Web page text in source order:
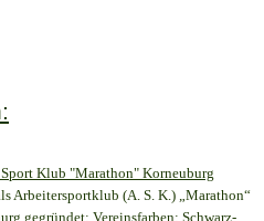
Klub "Marathon" Korneuburg
Arbeitersportklub (A. S. K.) „Marathon“
gegründet; Vereinsfarben: Schwarz-